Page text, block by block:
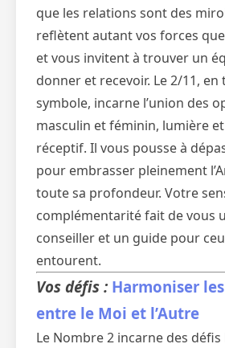
que les relations sont des
reflètent autant vos forces
et vous invitent à trouver un
donner et recevoir. Le 2/11, en
symbole, incarne l’union des
masculin et féminin, lumière
réceptif. Il vous pousse à
pour embrasser pleinement
toute sa profondeur. Votre
complémentarité fait de vous
conseiller et un guide pour
entourent.
Vos défis : Harmoniser
entre le Moi et l’Autre
Le Nombre 2 incarne des défis